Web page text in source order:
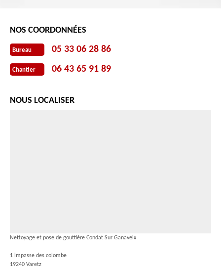
NOS COORDONNÉES
Bureau 05 33 06 28 86
Chantier 06 43 65 91 89
NOUS LOCALISER
Nettoyage et pose de gouttière Condat Sur Ganaveix
1 impasse des colombe
19240 Varetz